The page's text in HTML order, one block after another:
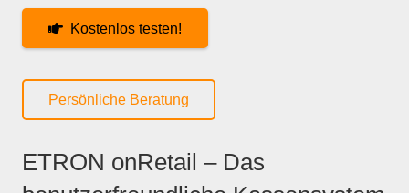
Kostenlos testen!
Persönliche Beratung
ETRON onRetail – Das